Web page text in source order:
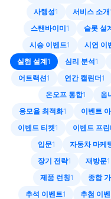
사행성1 서비스 소개
스탠바이미1 슬롯 설
시승 이벤트1 시연 이
실험 설계1 심리 분석1
어트랙션1 연간 캘린더1
온오프 통합1 옴
응모율 최적화1 이벤트
이벤트 티켓1 이벤트 프린
입문1 자동차 마케
장기 전략1 재방문1
제품 런칭1 종합
추석 이벤트1 추첨 이